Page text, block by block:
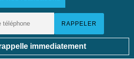
immediatement